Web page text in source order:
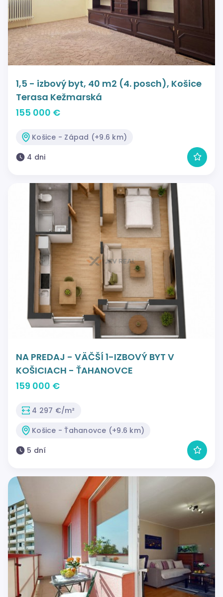
1,5 - izbový byt, 40 m2 (4. posch), Košice
Terasa Kežmarská
155 000 €
Košice - Západ (+9.6 km)
4 dni
NA PREDAJ - VÄČŠÍ 1-IZBOVÝ BYT V
KOŠICIACH - ŤAHANOVCE
159 000 €
4 297 €/m²
Košice - Ťahanovce (+9.6 km)
5 dní